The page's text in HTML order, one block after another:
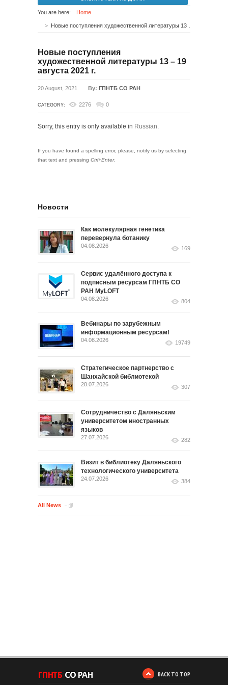
You are here: Home
Новые поступления
художественной литературы 13 – 19
августа 2021 г.
20 August, 2021 By: ГПНТБ СО РАН
CATEGORY: 2276 0
Sorry, this entry is only available in Russian.
If you have found a spelling error, please, notify us by selecting
that text and pressing Ctrl+Enter.
Новости
Как молекулярная генетика
перевернула ботанику
04.08.2026 169
Сервис удалённого доступа к
подписным ресурсам ГПНТБ СО
РАН MyLOFT
04.08.2026 804
Вебинары по зарубежным
информационным ресурсам!
04.08.2026 19749
Стратегическое партнерство с
Шанхайской библиотекой
28.07.2026 307
Сотрудничество с Даляньским
университетом иностранных
языков
27.07.2026 282
Визит в библиотеку Даляньского
технологического университета
24.07.2026 384
All News
BACK TO TOP